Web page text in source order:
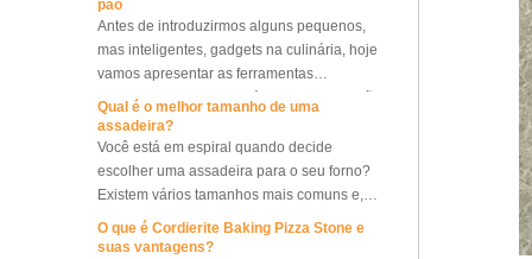
Forno de convecção rotativo
com 10 bandejas, forno de
pão de padaria
Forno de convecção rotativo
elétrico de 5 bandejas com
mas inteligentes, gadgets na culinária, hoje
vamos apresentar as ferramentas
e equipamentos necessários para fazer pão.
Qual é o melhor tamanho de uma
assadeira?
Você está em espiral quando decide
escolher uma assadeira para o seu forno?
Existem vários tamanhos mais comuns e,
juntamente com outros tamanhos diferentes,
que tamanho de assadeira deve ser
escolhido? O que devemos observar entre
as bandejas de diferentes tamanhos, para
O que é Cordierite Baking Pizza Stone e
suas vantagens?
Nesta passagem, compartilharemos com
você as vantagens da pedra de pizza para